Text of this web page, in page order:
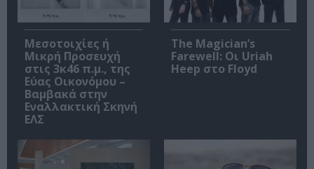
Μεσοτοιχίες ή
Μικρή Προσευχή
στις 3κ46 π.μ., της
Εύας Οικονόμου –
Βαμβακά στην
Εναλλακτική Σκηνή
ΕΛΣ
The Magician’s
Farewell: Οι Uriah
Heep στο Floyd